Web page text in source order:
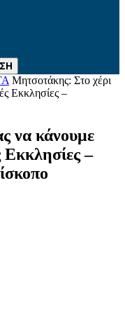
Μητσοτάκης: Στο χέρι
Εκκλησίες –
να κάνουμε
Εκκλησίες –